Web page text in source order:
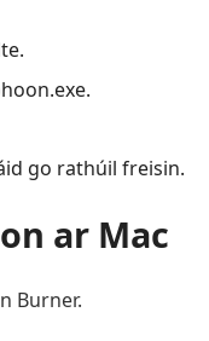
go rathúil freisin.
ar Mac
Burner.